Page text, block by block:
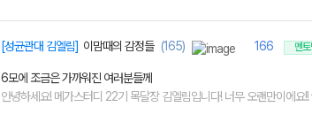
[성균관대 김엘림] 이맘때의 감정들 (165) 166 멘
6모에 조금은 가까워진 여러분들께
안녕하세요! 메가스터디 22기 목달장 김엘림입니다! 너무 오랜만이에요!!